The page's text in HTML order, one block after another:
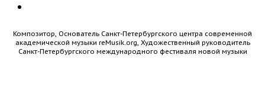
Композитор, Основатель Санкт-Петербургского центра современной
академической музыки reMusik.org, Художественный руководитель
Санкт-Петербургского международного фестиваля новой музыки